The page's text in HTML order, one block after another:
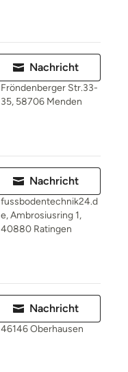
Nachricht
Fröndenberger Str.33-
35, 58706 Menden
Nachricht
fussbodentechnik24.d
e, Ambrosiusring 1,
40880 Ratingen
Nachricht
46146 Oberhausen